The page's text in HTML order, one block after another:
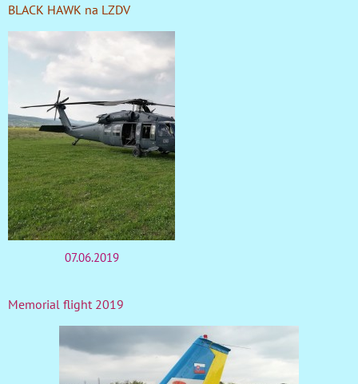
BLACK HAWK na LZDV
07.06.2019
Memorial flight 2019